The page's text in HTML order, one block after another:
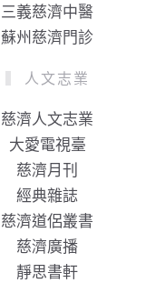
三義慈濟中醫
蘇州慈濟門診
人文志業
慈濟人文志業
大愛電視臺
慈濟月刊
經典雜誌
慈濟道侶叢書
慈濟廣播
靜思書軒